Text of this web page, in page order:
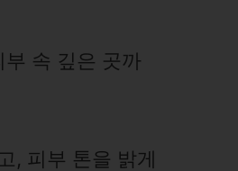
속 깊은 곳까
, 피부 톤을 밝게